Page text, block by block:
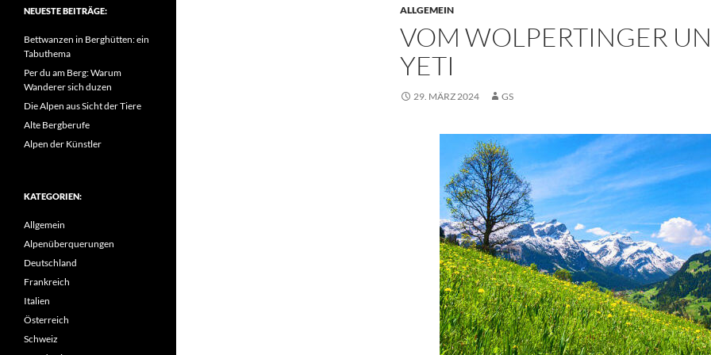
ALLGEMEIN
VOM WOLPERTINGER
YETI
29. MÄRZ 2024 GS
NEUESTE BEITRÄGE:
Bettwanzen in Berghütten: ein
Tabuthema
Per du am Berg: Warum
Wanderer sich duzen
Die Alpen aus Sicht der Tiere
Alte Bergberufe
Alpen der Künstler
KATEGORIEN:
Allgemein
Alpenüberquerungen
Deutschland
Frankreich
Italien
Österreich
Schweiz